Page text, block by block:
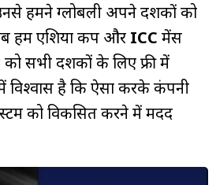
हमने ग्लोबली अपने दर्शकों को
हम एशिया कप और ICC मेंस
को सभी दर्शकों के लिए फ्री में
है कि ऐसा करके कंपनी
को विकसित करने में मदद